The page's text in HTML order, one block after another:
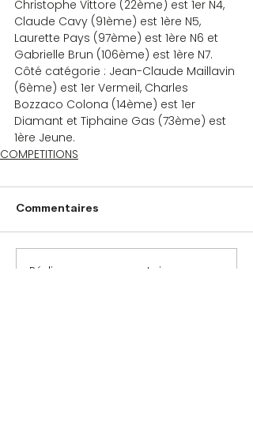
Christophe Vittore (22ème) est 1er N4,
Claude Cavy (91ème) est 1ère N5,
Laurette Pays (97ème) est 1ère N6 et
Gabrielle Brun (106ème) est 1ère N7.
Côté catégorie : Jean-Claude Maillavin
(6ème) est 1er Vermeil, Charles
Bozzaco Colona (14ème) est 1er
Diamant et Tiphaine Gas (73ème) est
1ère Jeune.
COMPETITIONS
Commentaires
Rédigez un commentaire...